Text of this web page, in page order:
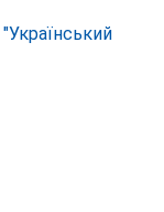
"Український